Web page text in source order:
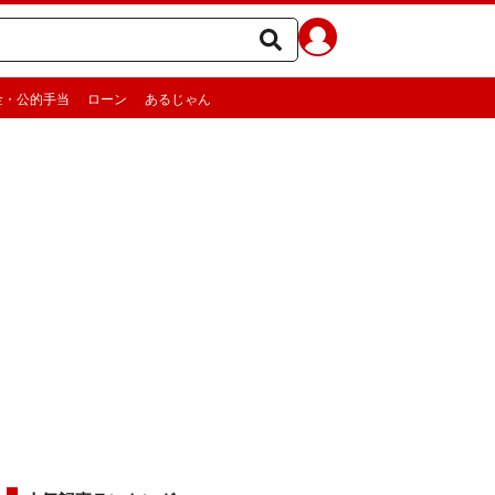
・公的手当 ローン あるじゃん